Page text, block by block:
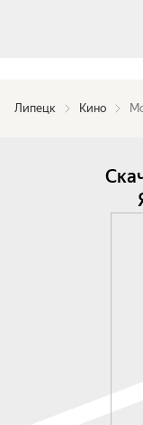
Липецк Кино